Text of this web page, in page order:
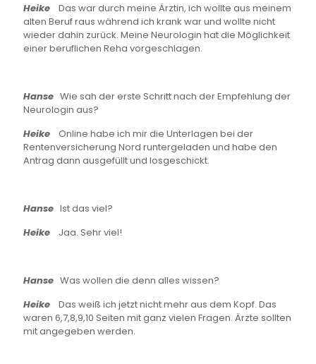
Heike Das war durch meine Ärztin, ich wollte aus meinem
alten Beruf raus während ich krank war und wollte nicht
wieder dahin zurück. Meine Neurologin hat die Möglichkeit
einer beruflichen Reha vorgeschlagen.
Hanse Wie sah der erste Schritt nach der Empfehlung der
Neurologin aus?
Heike
Online habe ich mir die Unterlagen bei der
Rentenversicherung Nord runtergeladen und habe den
Antrag dann ausgefüllt und losgeschickt.
Hanse Ist das viel?
Heike Jaa. Sehr viel!
Hanse Was wollen die denn alles wissen?
Heike Das weiß ich jetzt nicht mehr aus dem Kopf. Das
waren 6,7,8,9,10 Seiten mit ganz vielen Fragen. Ärzte sollten
mit angegeben werden.